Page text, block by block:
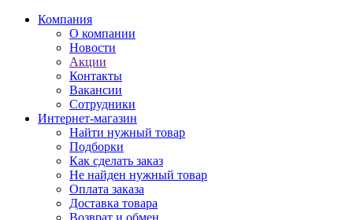
Компания
О компании
Новости
Акции
Контакты
Вакансии
Сотрудники
Интернет-магазин
Найти нужный товар
Подборки
Как сделать заказ
Не найден нужный товар
Оплата заказа
Доставка товара
Возврат и обмен